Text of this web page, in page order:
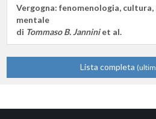
Vergogna: fenomenologia,
mentale
di Tommaso B. Janniniet al.
Lista completa